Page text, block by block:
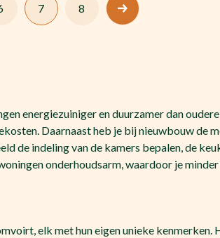
7 8
energiezuiniger en duurzamer dan
Daarnaast heb je bij nieuwbouw de
de indeling van de kamers bepalen, de
onderhoudsarm, waardoor je
elk met hun eigen unieke kenmerken.